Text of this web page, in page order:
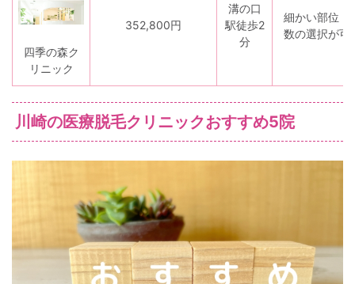
四季の森ク
リニック
352,800円
溝の口
駅徒歩2
分
細かい部位・
数の選択が可
川崎の医療脱毛クリニックおすすめ5院